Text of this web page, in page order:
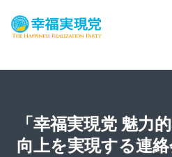
「幸福実現党 魅⼒
向上を実現する連